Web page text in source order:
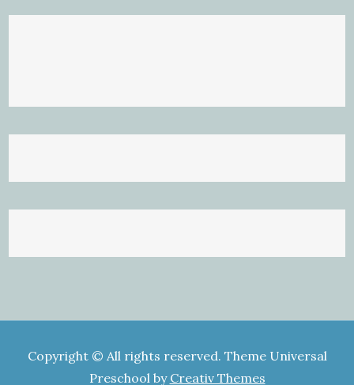
Copyright © All rights reserved. Theme Universal
Preschool by Creativ Themes